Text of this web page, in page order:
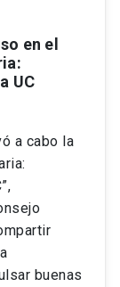
en el
UC
a cabo la
buenas